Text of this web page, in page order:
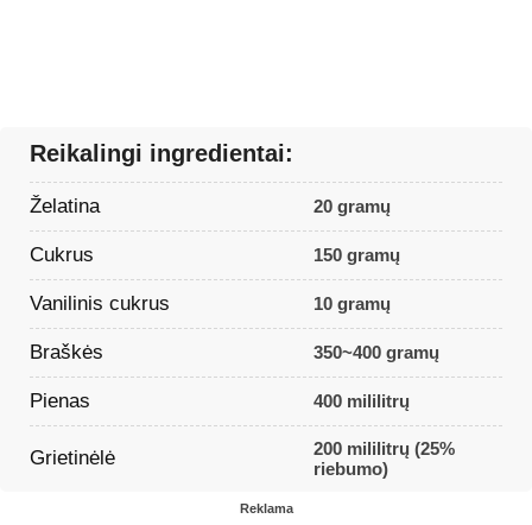
Reikalingi ingredientai:
Želatina 20 gramų
Cukrus 150 gramų
Vanilinis cukrus 10 gramų
Braškės 350~400 gramų
Pienas 400 mililitrų
Grietinėlė
200 mililitrų (25%
riebumo)
Reklama